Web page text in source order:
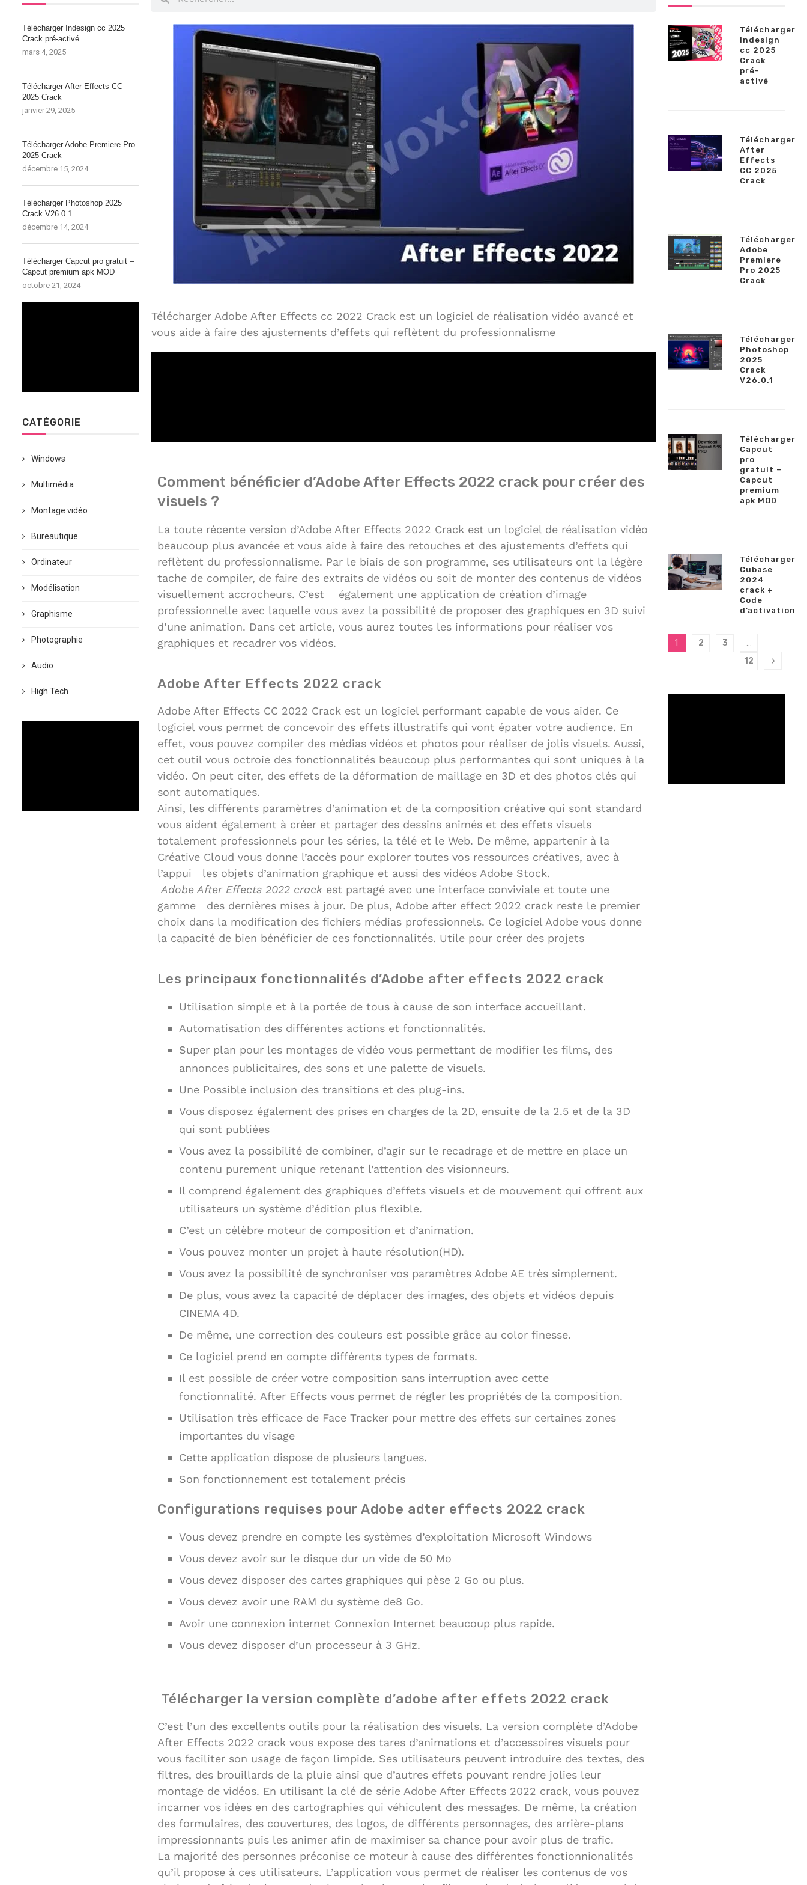
Télécharger Indesign cc 2025
Crack pré-activé
mars 4, 2025
Télécharger After Effects CC
2025 Crack
janvier 29, 2025
Télécharger Adobe Premiere Pro
2025 Crack
décembre 15, 2024
Télécharger Photoshop 2025
Crack V26.0.1
décembre 14, 2024
Télécharger Capcut pro gratuit –
Capcut premium apk MOD
octobre 21, 2024
CATÉGORIE
Windows
Multimédia
Montage vidéo
Bureautique
Ordinateur
Modélisation
Graphisme
Photographie
Audio
High Tech
Télécharger Adobe After Effects cc 2022 Crack est un logiciel de réalisation vidéo avancé et
vous aide à faire des ajustements d’effets qui reflètent du professionnalisme
Comment bénéficier d’Adobe After Effects 2022 crack pour créer des
visuels ?
La toute récente version d’Adobe After Effects 2022 Crack est un logiciel de réalisation vidéo
beaucoup plus avancée et vous aide à faire des retouches et des ajustements d’effets qui
reflètent du professionnalisme. Par le biais de son programme, ses utilisateurs ont la légère
tache de compiler, de faire des extraits de vidéos ou soit de monter des contenus de vidéos
visuellement accrocheurs. C’est également une application de création d’image
professionnelle avec laquelle vous avez la possibilité de proposer des graphiques en 3D suivi
d’une animation. Dans cet article, vous aurez toutes les informations pour réaliser vos
graphiques et recadrer vos vidéos.
Adobe After Effects 2022 crack
Adobe After Effects CC 2022 Crack est un logiciel performant capable de vous aider. Ce
logiciel vous permet de concevoir des effets illustratifs qui vont épater votre audience. En
effet, vous pouvez compiler des médias vidéos et photos pour réaliser de jolis visuels. Aussi,
cet outil vous octroie des fonctionnalités beaucoup plus performantes qui sont uniques à la
vidéo. On peut citer, des effets de la déformation de maillage en 3D et des photos clés qui
sont automatiques.
Ainsi, les différents paramètres d’animation et de la composition créative qui sont standard
vous aident également à créer et partager des dessins animés et des effets visuels
totalement professionnels pour les séries, la télé et le Web. De même, appartenir à la
Créative Cloud vous donne l’accès pour explorer toutes vos ressources créatives, avec à
l’appui les objets d’animation graphique et aussi des vidéos Adobe Stock.
Adobe After Effects2022crack est partagé avec une interface conviviale et toute une
gamme des dernières mises à jour. De plus, Adobe after effect 2022 crack reste le premier
choix dans la modification des fichiers médias professionnels. Ce logiciel Adobe vous donne
la capacité de bien bénéficier de ces fonctionnalités. Utile pour créer des projets
Les principaux fonctionnalités d’Adobe after effects 2022 crack
Utilisation simple et à la portée de tous à cause de son interface accueillant.
Automatisation des différentes actions et fonctionnalités.
Super plan pour les montages de vidéo vous permettant de modifier les films, des
annonces publicitaires, des sons et une palette de visuels.
Une Possible inclusion des transitions et des plug-ins.
Vous disposez également des prises en charges de la 2D, ensuite de la 2.5 et de la 3D
qui sont publiées
Vous avez la possibilité de combiner, d’agir sur le recadrage et de mettre en place un
contenu purement unique retenant l’attention des visionneurs.
Il comprend également des graphiques d’effets visuels et de mouvement qui offrent aux
utilisateurs un système d’édition plus flexible.
C’est un célèbre moteur de composition et d’animation.
Vous pouvez monter un projet à haute résolution(HD).
Vous avez la possibilité de synchroniser vos paramètres Adobe AE très simplement.
De plus, vous avez la capacité de déplacer des images, des objets et vidéos depuis
CINEMA 4D.
De même, une correction des couleurs est possible grâce au color finesse.
Ce logiciel prend en compte différents types de formats.
Il est possible de créer votre composition sans interruption avec cette
fonctionnalité. After Effects vous permet de régler les propriétés de la composition.
Utilisation très efficace de Face Tracker pour mettre des effets sur certaines zones
importantes du visage
Cette application dispose de plusieurs langues.
Son fonctionnement est totalement précis
Configurations requises pour Adobe adter effects 2022 crack
Vous devez prendre en compte les systèmes d’exploitation Microsoft Windows
Vous devez avoir sur le disque dur un vide de 50 Mo
Vous devez disposer des cartes graphiques qui pèse 2 Go ou plus.
Vous devez avoir une RAM du système de8 Go.
Avoir une connexion internet Connexion Internet beaucoup plus rapide.
Vous devez disposer d’un processeur à 3 GHz.
Télécharger la version complète d’adobe after effets 2022 crack
C’est l’un des excellents outils pour la réalisation des visuels. La version complète d’Adobe
After Effects 2022 crack vous expose des tares d’animations et d’accessoires visuels pour
vous faciliter son usage de façon limpide. Ses utilisateurs peuvent introduire des textes, des
filtres, des brouillards de la pluie ainsi que d’autres effets pouvant rendre jolies leur
montage de vidéos. En utilisant la clé de série Adobe After Effects 2022 crack, vous pouvez
incarner vos idées en des cartographies qui véhiculent des messages. De même, la création
des formulaires, des couvertures, des logos, de différents personnages, des arrière-plans
impressionnants puis les animer afin de maximiser sa chance pour avoir plus de trafic.
La majorité des personnes préconise ce moteur à cause des différentes fonctionnionalités
qu’il propose à ces utilisateurs. L’application vous permet de réaliser les contenus de vos
Télécharger
Indesign
cc 2025
Crack
pré-
activé
Télécharger
After
Effects
CC 2025
Crack
Télécharger
Adobe
Premiere
Pro 2025
Crack
Télécharger
Photoshop
2025
Crack
V26.0.1
Télécharger
Capcut
pro
gratuit –
Capcut
premium
apk MOD
Télécharger
Cubase
2024
crack +
Code
d’activation
1 2 3
12